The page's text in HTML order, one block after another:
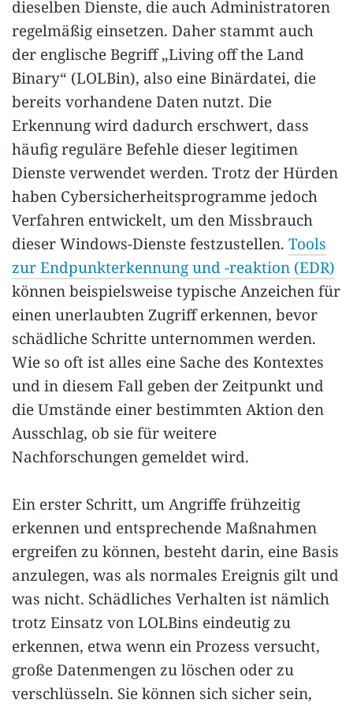
dieselben Dienste, die auch Administratoren
regelmäßig einsetzen. Daher stammt auch
der englische Begriff „Living off the Land
Binary“ (LOLBin), also eine Binärdatei, die
bereits vorhandene Daten nutzt. Die
Erkennung wird dadurch erschwert, dass
häufig reguläre Befehle dieser legitimen
Dienste verwendet werden. Trotz der Hürden
haben Cybersicherheitsprogramme jedoch
Verfahren entwickelt, um den Missbrauch
dieser Windows-Dienste festzustellen. Tools
zur Endpunkterkennung und -reaktion (EDR)
können beispielsweise typische Anzeichen für
einen unerlaubten Zugriff erkennen, bevor
schädliche Schritte unternommen werden.
Wie so oft ist alles eine Sache des Kontextes
und in diesem Fall geben der Zeitpunkt und
die Umstände einer bestimmten Aktion den
Ausschlag, ob sie für weitere
Nachforschungen gemeldet wird.
Ein erster Schritt, um Angriffe frühzeitig
erkennen und entsprechende Maßnahmen
ergreifen zu können, besteht darin, eine Basis
anzulegen, was als normales Ereignis gilt und
was nicht. Schädliches Verhalten ist nämlich
trotz Einsatz von LOLBins eindeutig zu
erkennen, etwa wenn ein Prozess versucht,
große Datenmengen zu löschen oder zu
verschlüsseln. Sie können sich sicher sein,